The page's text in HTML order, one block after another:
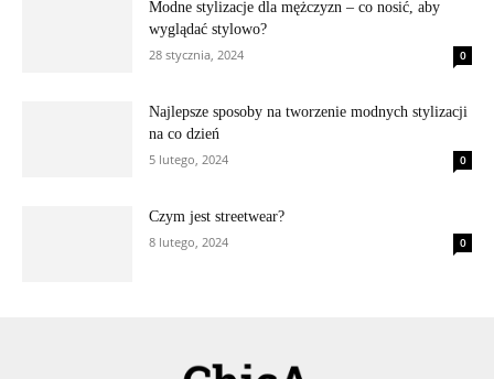
Modne stylizacje dla mężczyzn – co nosić, aby
wyglądać stylowo?
28 stycznia, 2024
0
Najlepsze sposoby na tworzenie modnych stylizacji
na co dzień
5 lutego, 2024
0
Czym jest streetwear?
8 lutego, 2024
0